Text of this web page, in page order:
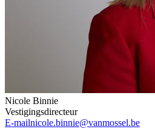
Nicole Binnie
Vestigingsdirecteur
E-mailnicole.binnie@vanmossel.be